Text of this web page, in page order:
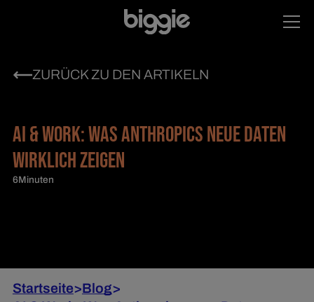
ZURÜCK ZU DEN ARTIKELN
AI & WORK: WAS ANTHROPICS NEUE DATEN
WIRKLICH ZEIGEN
6Minuten
Startseite>Blog>